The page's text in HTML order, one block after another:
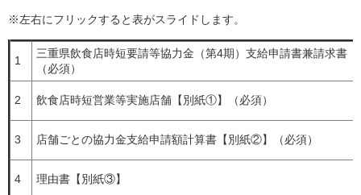
※左右にフリックすると表がスライドします。
1
三重県飲食店時短要請等協力金（第4期）支給申請書兼請求書
（必須）
2 飲食店時短営業等実施店舗【別紙①】（必須）
3 店舗ごとの協力金支給申請額計算書【別紙②】（必須）
4 理由書【別紙③】